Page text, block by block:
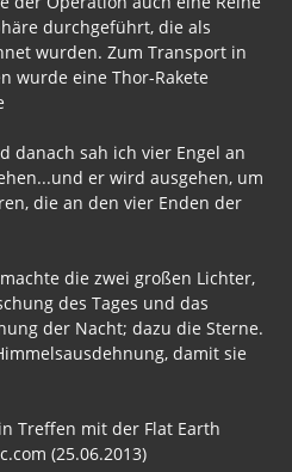
durchgeführt, die als
wurden. Zum Transport in
wurde eine Thor-Rakete
danach sah ich vier Engel an
er wird ausgehen, um
die an den vier Enden der
die zwei großen Lichter,
des Tages und das
der Nacht; dazu die Sterne.
damit sie
Treffen mit der Flat Earth
(25.06.2013)